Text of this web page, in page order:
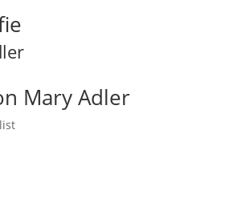
Mary Adler